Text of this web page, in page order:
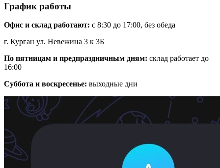
График работы
Офис и склад работают: с 8:30 до 17:00, без обеда
г. Курган ул. Невежина 3 к 3Б
По пятницам и предпраздничным дням: склад работает до
16:00
Суббота и воскресенье: выходные дни